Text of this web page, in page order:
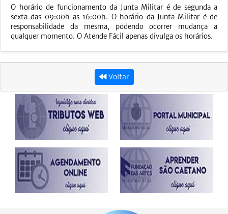
O horário de funcionamento da Junta Militar é de segunda a
sexta das 09:00h as 16:00h. O horário da Junta Militar é de
responsabilidade da mesma, podendo ocorrer mudança a
qualquer momento. O Atende Fácil apenas divulga os horários.
Voltar